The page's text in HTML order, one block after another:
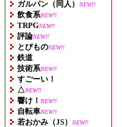
ガルパン（同人） NEW!!
飲食系NEW!!
TRPGNEW!!
評論NEW!!
とびものNEW!!
鉄道
技術系NEW!!
すごーい！
△NEW!!
響け！ NEW!!
自転車NEW!!
若おかみ（JS） NEW!!